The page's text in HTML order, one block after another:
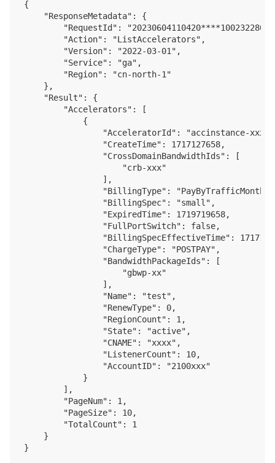
{
    "ResponseMetadata": {
"RequestId":
        "Action": "ListAccelerators",
        "Version": "2022-03-01",
        "Service": "ga",
        "Region": "cn-north-1"
    },
    "Result": {
        "Accelerators": [
            {
"AcceleratorId": "accinstance-
                "CreateTime": 1717127658,
                "CrossDomainBandwidthIds": [
                    "crb-xxx"
                ],
"BillingType":
                "BillingSpec": "small",
                "ExpiredTime": 1719719658,
                "FullPortSwitch": false,
"BillingSpecEffectiveTime":
                "ChargeType": "POSTPAY",
                "BandwidthPackageIds": [
                    "gbwp-xx"
                ],
                "Name": "test",
                "RenewType": 0,
                "RegionCount": 1,
                "State": "active",
                "CNAME": "xxxx",
                "ListenerCount": 10,
                "AccountID": "2100xxx"
            }
        ],
        "PageNum": 1,
        "PageSize": 10,
        "TotalCount": 1
    }